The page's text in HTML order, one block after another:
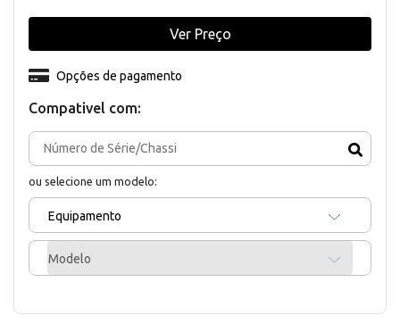
Compativel com:
ou selecione um modelo:
Equipamento
Modelo
Opções de pagamento
Ver Preço